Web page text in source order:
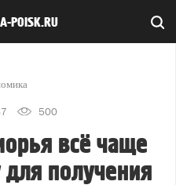
POISK.RU
500
всё чаще
получения